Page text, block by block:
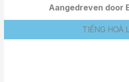
Aangedreven door
TIẾNG HOÀ